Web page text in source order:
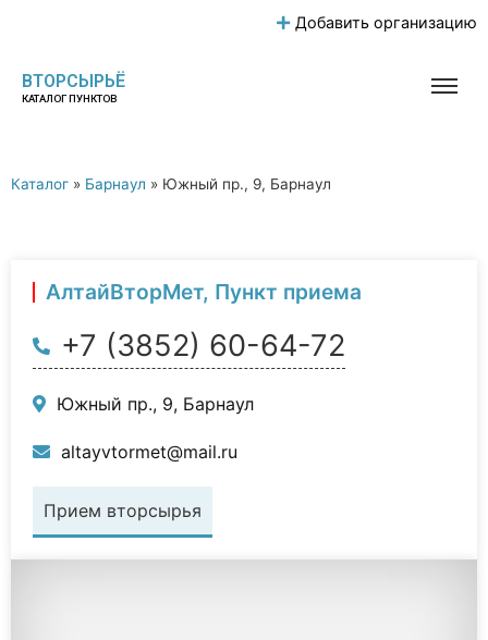
Добавить организацию
ВТОРСЫРЬЁ
КАТАЛОГ ПУНКТОВ
Каталог » Барнаул » Южный пр., 9, Барнаул
АлтайВторМет, Пункт приема
+7 (3852) 60-64-72
Южный пр., 9, Барнаул
altayvtormet@mail.ru
Прием вторсырья